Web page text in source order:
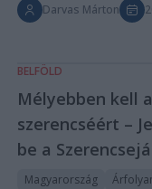
Darvas Márton
BELFÖLD
Mélyebben kell
szerencséért –
be a
Magyarország